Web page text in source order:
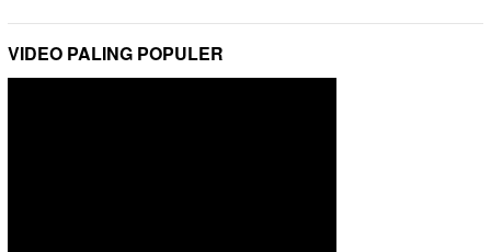
VIDEO PALING POPULER